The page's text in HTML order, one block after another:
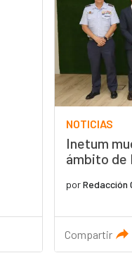
NOTICIAS
Inetum
ámbito de
porRedacción
Compartir